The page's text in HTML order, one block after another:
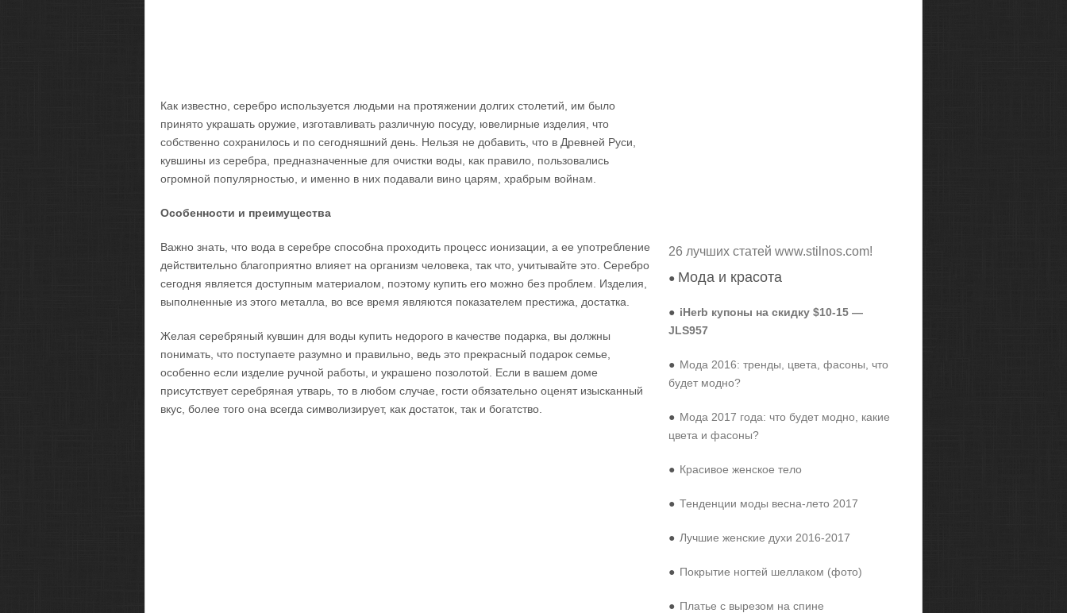
Как известно, серебро используется людьми на протяжении долгих столетий, им было
принято украшать оружие, изготавливать различную посуду, ювелирные изделия, что
собственно сохранилось и по сегодняшний день. Нельзя не добавить, что в Древней Руси,
кувшины из серебра, предназначенные для очистки воды, как правило, пользовались
огромной популярностью, и именно в них подавали вино царям, храбрым войнам.
Особенности и преимущества
Важно знать, что вода в серебре способна проходить процесс ионизации, а ее употребление
действительно благоприятно влияет на организм человека, так что, учитывайте это. Серебро
сегодня является доступным материалом, поэтому купить его можно без проблем. Изделия,
выполненные из этого металла, во все время являются показателем престижа, достатка.
Желая серебряный кувшин для воды купить недорого в качестве подарка, вы должны
понимать, что поступаете разумно и правильно, ведь это прекрасный подарок семье,
особенно если изделие ручной работы, и украшено позолотой. Если в вашем доме
присутствует серебряная утварь, то в любом случае, гости обязательно оценят изысканный
вкус, более того она всегда символизирует, как достаток, так и богатство.
26 лучших статей www.stilnos.com!
● Мода и красота
● iHerb купоны на скидку $10-15 —
JLS957
● Мода 2016: тренды, цвета, фасоны, что
будет модно?
● Мода 2017 года: что будет модно, какие
цвета и фасоны?
● Красивое женское тело
● Тенденции моды весна-лето 2017
● Лучшие женские духи 2016-2017
● Покрытие ногтей шеллаком (фото)
● Платье с вырезом на спине